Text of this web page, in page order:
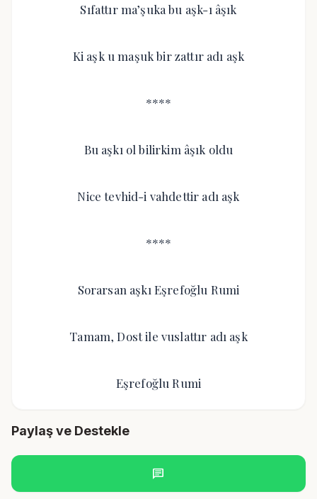
Sıfattır ma’şuka bu aşk-ı âşık
Ki aşk u maşuk bir zattır adı aşk
****
Bu aşkı ol bilirkim âşık oldu
Nice tevhid-i vahdettir adı aşk
****
Sorarsan aşkı Eşrefoğlu Rumi
Tamam, Dost ile vuslattır adı aşk
Eşrefoğlu Rumi
Paylaş ve Destekle
chat